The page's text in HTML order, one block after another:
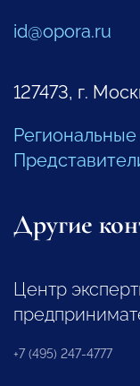
id@opora.ru
127473, г.
Другие
Центр
+7 (495) 247-4777